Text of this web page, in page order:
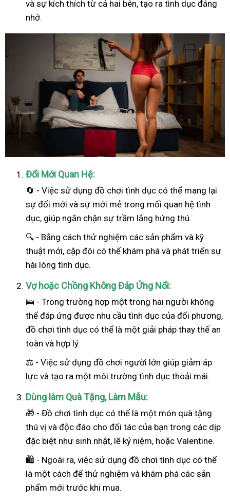
và sự kích thích từ cả hai bên, tạo ra tình dục đáng
nhớ.
Đổi Mới Quan Hệ:
🔄 - Việc sử dụng đồ chơi tình dục có thể mang lại
sự đổi mới và sự mới mẻ trong mối quan hệ tình
dục, giúp ngăn chặn sự trầm lắng hứng thú.
🔍 - Bằng cách thử nghiệm các sản phẩm và kỹ
thuật mới, cặp đôi có thể khám phá và phát triển sự
hài lòng tình dục.
Vợ hoặc Chồng Không Đáp Ứng Nổi:
🛌 - Trong trường hợp một trong hai người không
thể đáp ứng được nhu cầu tình dục của đối phương,
đồ chơi tình dục có thể là một giải pháp thay thế an
toàn và hợp lý.
⚖️ - Việc sử dụng đồ chơi người lớn giúp giảm áp
lực và tạo ra một môi trường tình dục thoải mái.
Dùng làm Quà Tặng, Làm Mẫu:
🎁 - Đồ chơi tình dục có thể là một món quà tặng
thú vị và độc đáo cho đối tác của bạn trong các dịp
đặc biệt như sinh nhật, lễ kỷ niệm, hoặc Valentine.
🛍️ - Ngoài ra, việc sử dụng đồ chơi tình dục có thể
là một cách để thử nghiệm và khám phá các sản
phẩm mới trước khi mua.